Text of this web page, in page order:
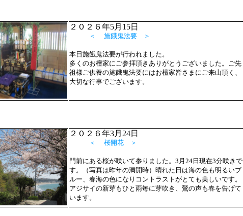
２０２６年5月15日
＜ 施餓鬼法要 ＞
本日施餓鬼法要が行われました。
多くのお檀家にご参拝頂きありがとうございました。ご先
祖様ご供養の施餓鬼法要にはお檀家皆さまにご来山頂く、
大切な行事でございます。
２０２６年3月24日
＜ 桜開花 ＞
門前にある桜が咲いて参りました。3月24日現在3分咲きで
す。（写真は昨年の満開時）晴れた日は海の色も明るいブ
ルー、春海の色になりコントラストがとても美しいです。
アジサイの新芽もひと雨毎に芽吹き、鶯の声も春を告げて
います。